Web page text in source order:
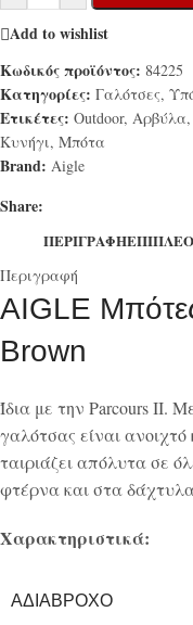
Add to wishlist
Κωδικός προϊόντος: 84225
Κατηγορίες: Γαλότσες,
Ετικέτες: Outdoor, Αρβύλα,
Κυνήγι, Μπότα
Brand: Aigle
Share:
ΠΕΡΙΓΡΑΦΉ
Περιγραφή
AIGLE
Brown
Ίδια με την Parcours II.
γαλότσας είναι
ταιριάζει απόλυτα σε
φτέρνα και στα
Χαρακτηριστικά:
ΑΔΙΆΒΡΟΧΟ